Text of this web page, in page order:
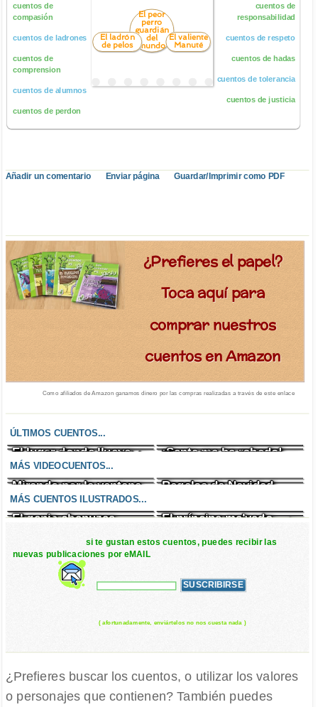
cuentos de
compasión
cuentos de ladrones
cuentos de
comprension
cuentos de alumnos
cuentos de perdon
El peor
perro
guardián
del
mundo
El valiente
Manuté
El ladrón
de pelos
cuentos de
responsabilidad
cuentos de respeto
cuentos de hadas
cuentos de tolerancia
cuentos de justicia
Añadir un comentario Enviar página Guardar/Imprimir como PDF
¿Prefieres el papel?
Toca aquí para
comprar nuestros
cuentos en Amazon
Como afiliados de Amazon ganamos dinero por las compras realizadas a través de este enlace
ÚLTIMOS CUENTOS...
El lugar donde llueve
chocolate
¡Santa me ha robado!
Un enfado incontrolable El zombi cazafantasmas
MÁS VIDEOCUENTOS...
Mirando por la ventana Regalos de Navidad
MÁS CUENTOS ILUSTRADOS...
El genio chapuzas El príncipe malvado
El ladrón de pelos
La planta carnívora y el
si te gustan estos cuentos, puedes recibir las
nuevas publicaciones por eMAIL
( afortunadamente, enviártelos no nos cuesta nada )
¿Prefieres buscar los cuentos, o utilizar los valores
o personajes que contienen? También puedes